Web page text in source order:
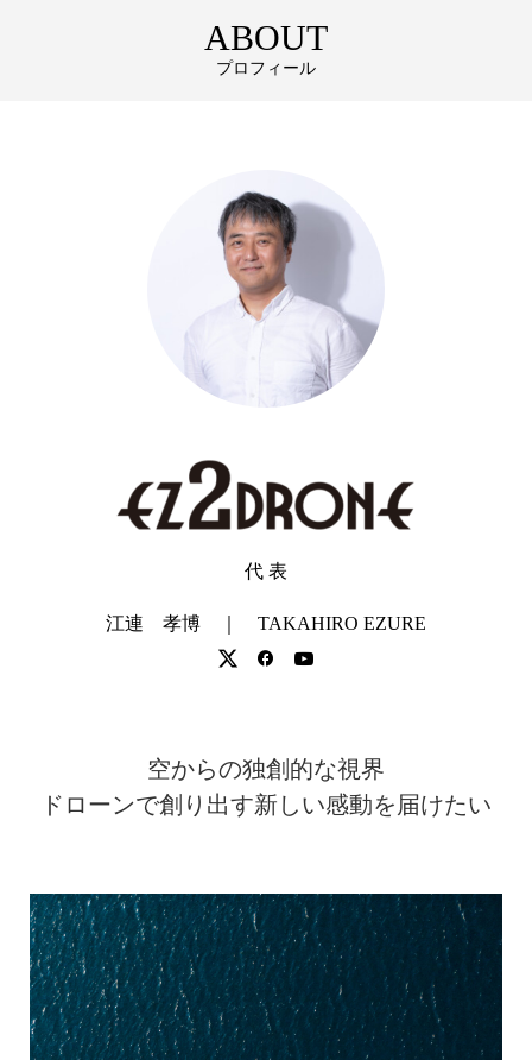
ABOUT
プロフィール
代 表
江連 孝博 ｜ TAKAHIRO EZURE
空からの独創的な視界
ドローンで創り出す新しい感動を届けたい